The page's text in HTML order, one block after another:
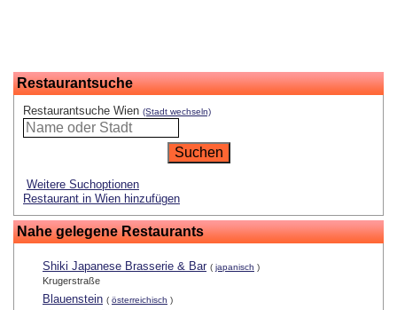
Restaurantsuche
Restaurantsuche Wien (Stadt wechseln)
Weitere Suchoptionen
Restaurant in Wien hinzufügen
Nahe gelegene Restaurants
Shiki Japanese Brasserie & Bar ( japanisch )
Krugerstraße
Blauenstein ( österreichisch )